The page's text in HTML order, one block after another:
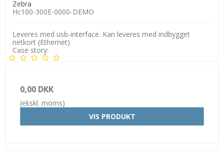
Zebra
Hc100-300E-0000-DEMO
Leveres med usb-interface. Kan leveres med indbygget
netkort (Ethernet)
Case story:
0,00 DKK
(ekskl. moms)
VIS PRODUKT